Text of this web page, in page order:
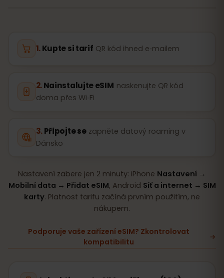
Kupte si tarif QR kód ihned e‑mailem
Nainstalujte eSIM naskenujte QR kód
doma přes Wi‑Fi
Připojte se zapněte datový roaming v
Dánsko
Nastavení zabere jen 2 minuty: iPhone Nastavení →
Mobilní data → Přidat eSIM, Android Síť a internet → SIM
karty. Platnost tarifu začíná prvním použitím, ne
nákupem.
Podporuje vaše zařízení eSIM? Zkontrolovat
kompatibilitu